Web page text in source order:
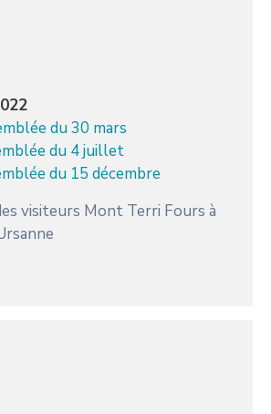
du 30 mars
du 4 juillet
du 15 décembre
visiteurs Mont Terri Fours à